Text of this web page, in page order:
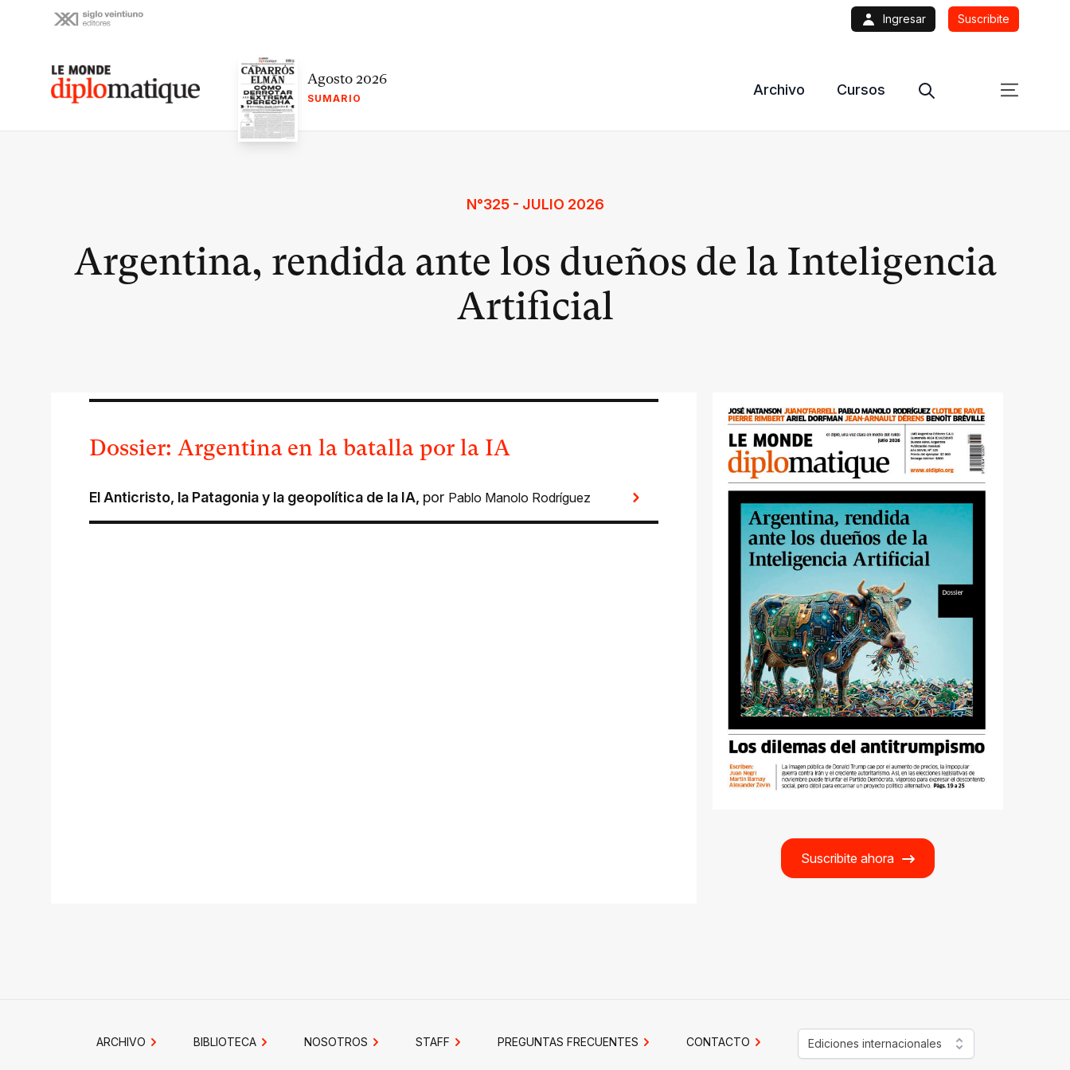
Ingresar Suscribite
Le monde diplomatique Agosto 2026
SUMARIO
Archivo Cursos
N°325 - JULIO 2026
Argentina, rendida ante los dueños de la Inteligencia
Artificial
Suscribite ahora
Dossier: Argentina en la batalla por la IA
El Anticristo, la Patagonia y la geopolítica de la IA, por Pablo Manolo Rodríguez
ARCHIVO BIBLIOTECA NOSOTROS STAFF PREGUNTAS FRECUENTES CONTACTO Ediciones internacionales